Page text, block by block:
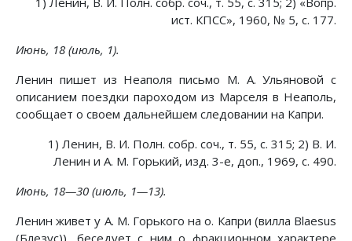
ист. КПСС», 1960, № 5, с. 177.
Июнь, 18 (июль, 1).
Ленин пишет из Неаполя письмо М. А. Ульяновой с
описанием поездки пароходом из Марселя в Неаполь,
сообщает о своем дальнейшем следовании на Капри.
1) Ленин, В. И. Полн. собр. соч., т. 55, с. 315; 2) В. И.
Ленин и А. М. Горький, изд. 3-е, доп., 1969, с. 490.
Июнь, 18—30 (июль, 1—13).
Ленин живет у А. М. Горького на о. Капри (вилла Blaesus